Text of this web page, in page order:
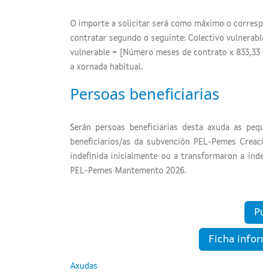
O importe a solicitar será como máximo o
contratar segundo o seguinte: Colectivo
vulnerable = [Número meses de contrato x
a xornada habitual.
Persoas beneficiarias
Serán persoas beneficiarias desta axuda as
beneficiarios/as da subvención PEL-Pemes
indefinida inicialmente ou a transformaron a
PEL-Pemes Mantemento 2026.
Ficha
Axudas